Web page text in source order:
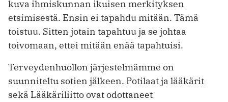
kuva ihmiskunnan ikuisen merkityksen
etsimisestä. Ensin ei tapahdu mitään. Tämä
toistuu. Sitten jotain tapahtuu ja se johtaa
toivomaan, ettei mitään enää tapahtuisi.
Terveydenhuollon järjestelmämme on
suunniteltu sotien jälkeen. Potilaat ja lääkärit
sekä Lääkäriliitto ovat odottaneet